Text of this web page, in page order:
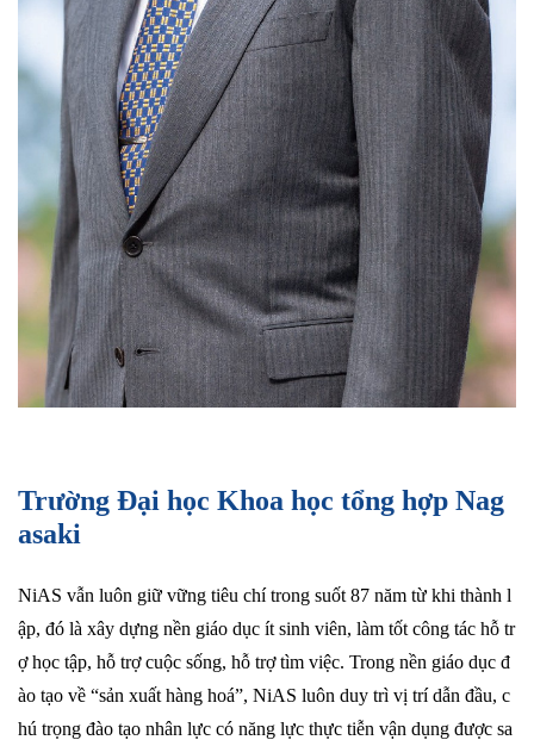
Trường Đại học Khoa học tổng hợp Nag
asaki
NiAS vẫn luôn giữ vững tiêu chí trong suốt 87 năm từ khi thành l
ập, đó là xây dựng nền giáo dục ít sinh viên, làm tốt công tác hỗ tr
ợ học tập, hỗ trợ cuộc sống, hỗ trợ tìm việc. Trong nền giáo dục đ
ào tạo về “sản xuất hàng hoá”, NiAS luôn duy trì vị trí dẫn đầu, c
hú trọng đào tạo nhân lực có năng lực thực tiễn vận dụng được sa